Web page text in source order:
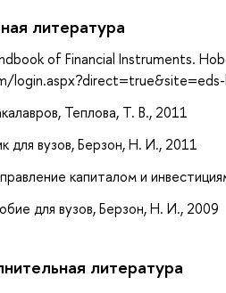
литература
of Financial Instruments.
Теплова, Т. В., 2011
для вузов, Берзон, Н. И., 2011
капиталом и
для вузов, Берзон, Н. И., 2009
литература